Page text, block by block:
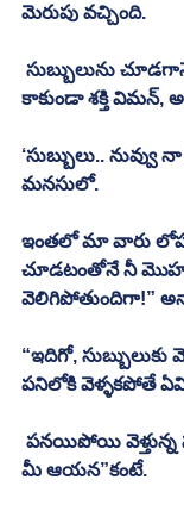
మెరుపు వచ్చింది.
కాకుండా శక్తి విమన్,
‘సుబ్బులు..
మనసులో.
ఇంతలో మా వారు
చూడటంతోనే నీ
వెలిగిపోతుందిగా!”
“ఇదిగో, సుబ్బులుకు
పనిలోకి వెళ్ళకపోతే
మీ ఆయన”కంటే.